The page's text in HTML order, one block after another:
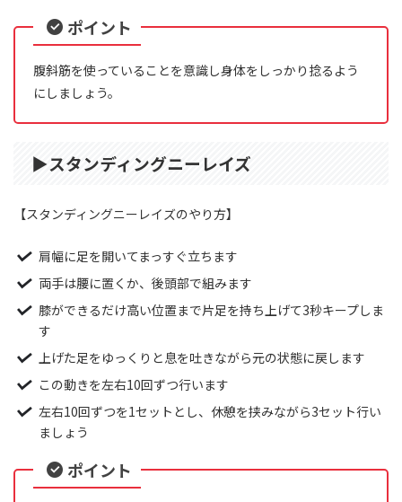
ポイント
腹斜筋を使っていることを意識し身体をしっかり捻るよう
にしましょう。
▶︎スタンディングニーレイズ
【スタンディングニーレイズのやり方】
肩幅に足を開いてまっすぐ立ちます
両手は腰に置くか、後頭部で組みます
膝ができるだけ高い位置まで片足を持ち上げて3秒キープしま
す
上げた足をゆっくりと息を吐きながら元の状態に戻します
この動きを左右10回ずつ行います
左右10回ずつを1セットとし、休憩を挟みながら3セット行い
ましょう
ポイント